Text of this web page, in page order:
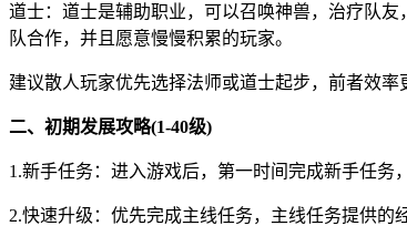
道士：道士是辅助职业，可以召唤神兽，治疗队
队合作，并且愿意慢慢积累的玩家。
建议散人玩家优先选择法师或道士起步，前者效率
二、初期发展攻略(1-40级)
1.新手任务：进入游戏后，第一时间完成新手任务
2.快速升级：优先完成主线任务，主线任务提供的